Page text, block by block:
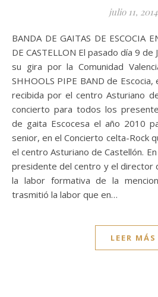
julio 11, 2014
BANDA DE GAITAS DE ESCOCIA EN CENTRO ASTURIANO
DE CASTELLON El pasado día 9
su gira por la Comunidad
SHHOOLS PIPE BAND de
recibida por el centro Asturiano
concierto para todos los
de gaita Escocesa el año 2010
senior, en el Concierto celta-Rock
el centro Asturiano de Castellón.
presidente del centro y el director
la labor formativa de la
trasmitió la labor que en…
LEER MÁS